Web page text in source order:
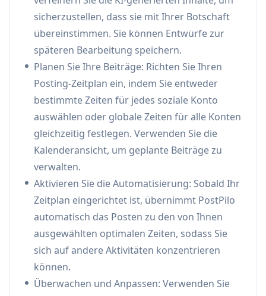
Aufbau einer persönlichen Marke: Fachleute
mit 9-to-5-Jobs können eine aktive Social-
Media-Präsenz für das persönliche Branding
aufrechterhalten, ohne ständige manuelle
Anstrengung
Verwaltung von Content-Erstellern: Content-
Ersteller können ihren Social-Media-Content-
Kalender effizient über mehrere Plattformen
hinweg planen und verwalten
Vorteile
Flexible Preispläne mit einer 7-tägigen
kostenlosen Testversion
Umfassende Multiplattform-Unterstützung
KI-gestützte Inhaltserstellung und -
optimierung
Benutzerfreundliche Oberfläche mit intuitiven
Planungsfunktionen
sicherzustellen, dass sie mit Ihrer Botschaft
übereinstimmen. Sie können Entwürfe zur
späteren Bearbeitung speichern.
Planen Sie Ihre Beiträge: Richten Sie Ihren
Posting-Zeitplan ein, indem Sie entweder
bestimmte Zeiten für jedes soziale Konto
auswählen oder globale Zeiten für alle Konten
gleichzeitig festlegen. Verwenden Sie die
Kalenderansicht, um geplante Beiträge zu
verwalten.
Aktivieren Sie die Automatisierung: Sobald Ihr
Zeitplan eingerichtet ist, übernimmt PostPilo
automatisch das Posten zu den von Ihnen
ausgewählten optimalen Zeiten, sodass Sie
sich auf andere Aktivitäten konzentrieren
können.
Überwachen und Anpassen: Verwenden Sie